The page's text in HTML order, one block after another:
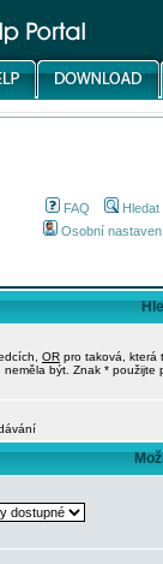
FAQ Hledat
Osobní
OR pro taková, která
být. Znak * použijte